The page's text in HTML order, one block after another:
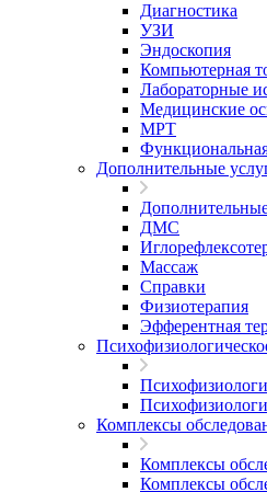
Диагностика
УЗИ
Эндоскопия
Компьютерная
Лабораторные
Медицинские
МРТ
Дополнительные
ДМС
Массаж
Справки
Физиотерапия
Эфферентная
Комплексы
Комплексы
Комплексы